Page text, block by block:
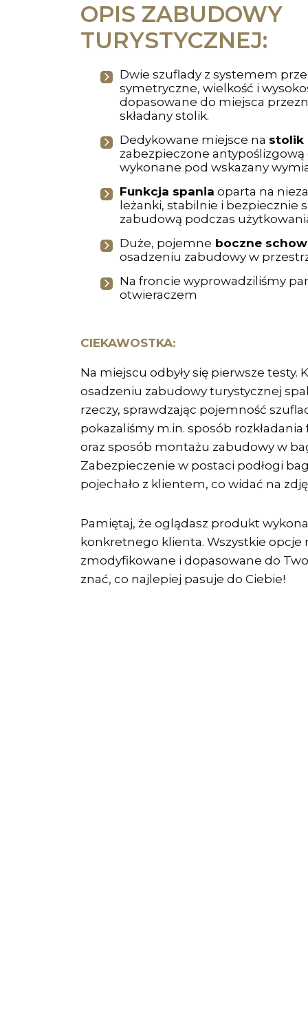
OPIS ZABUDOWY
TURYSTYCZNEJ:
Dwie szuflady z systemem
symetryczne, wielkość i
dopasowane do miejsca
składany stolik.
Dedykowane miejsce na stolik
zabezpieczone
wykonane pod wskazany
Funkcja spania oparta na
leżanki, stabilnie i bezpiecznie
zabudową podczas
Duże, pojemne boczne
osadzeniu zabudowy w
Na froncie wyprowadziliśmy
otwieraczem
CIEKAWOSTKA:
Na miejscu odbyły się pierwsze testy.
osadzeniu zabudowy turystycznej
rzeczy, sprawdzając pojemność
pokazaliśmy m.in. sposób
oraz sposób montażu zabudowy w
Zabezpieczenie w postaci podłogi
pojechało z klientem, co widać na
Pamiętaj, że oglądasz produkt
konkretnego klienta. Wszystkie opcje
zmodyfikowane i dopasowane do
znać, co najlepiej pasuje do Ciebie!